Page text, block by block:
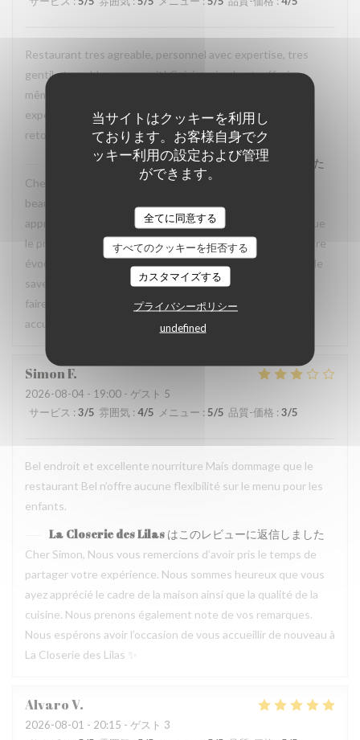
当サイトはクッキーを利用し
ております。お客様自身でク
ッキー利用の設定および管理
ができます。
全てに同意する
すべてのクッキーを拒否する
カスタマイズする
プライバシーポリシー
undefined
Restaurant tres agreable, personnel avec expertise, tres
gentil et amable avec esprit! Cuisine simple et raffiné au
même temps, avec goût. Location charmante, pour un
experience que merece de retourner plusieur fois. Je
retournerai
La Closerie des Lilas はこのレビューに返信しました
Cher Emanuele, Nous recevons vos compliments avec
beaucoup de plaisir. Nous sommes ravis que vous ayez
apprécié le charme des lieux, la qualité de la cuisine ainsi que
le professionnalisme et la gentillesse de notre équipe. Votre
évocation d’une cuisine à la fois simple, raffinée et pleine de
saveurs reflète parfaitement l’esprit que nous souhaitons
faire vivre à nos hôtes. Nous aurons grand plaisir à vous
accueillir de nouveau à La Closerie des Lilas ✨
SimonF
2026-08-04 - 19:00 - ゲスト 5
サービス : 3/5 雰囲気 : 4/5 メニュー : 5/5 品質-価格 : 3/5
Bel endroit et excellente nourriture Mais dommage que le
restaurant Bel n’offre aucune flexibilité sur le menu pour les
enfants.
La Closerie des Lilas はこのレビューに返信しました
Cher Simon, Nous vous remercions d’avoir pris le temps de
partager votre expérience. Nous sommes heureux que vous
ayez apprécié le cadre de la maison ainsi que la qualité de la
cuisine. Nous prenons également note de vos remarques.
Nous espérons avoir l’occasion de vous accueillir de nouveau à
La Closerie des Lilas ✨
AlvaroV
2026-08-01 - 20:15 - ゲスト 3